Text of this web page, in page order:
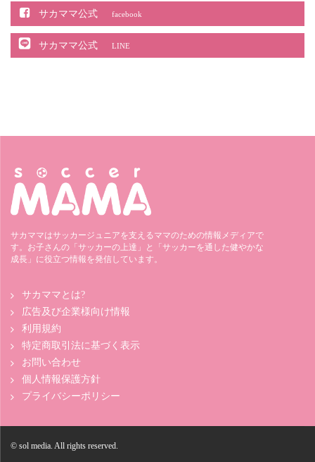
サカママ公式 facebook
サカママ公式 LINE
サカママはサッカージュニアを支えるママのための情報メディアで
す。お子さんの「サッカーの上達」と「サッカーを通した健やかな
成長」に役立つ情報を発信しています。
サカママとは?
広告及び企業様向け情報
利用規約
特定商取引法に基づく表示
お問い合わせ
個人情報保護方針
プライバシーポリシー
© sol media. All rights reserved.